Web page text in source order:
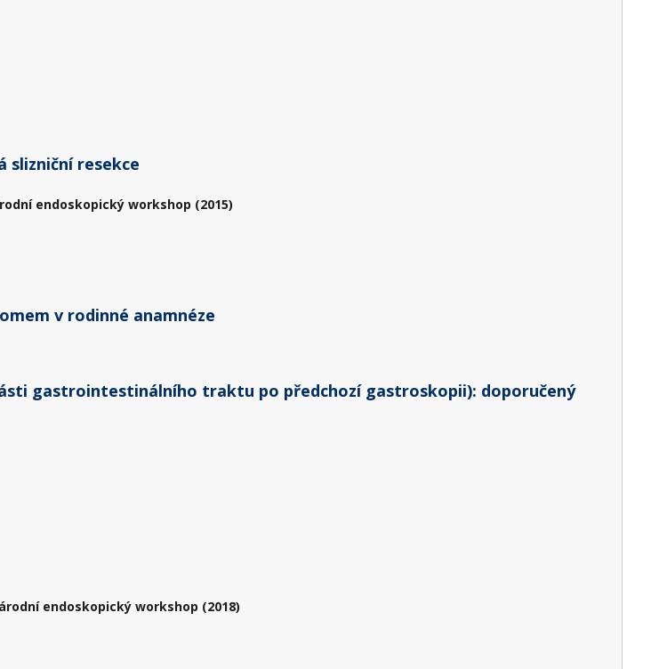
slizniční resekce
endoskopický workshop (2015)
v rodinné anamnéze
gastrointestinálního traktu po předchozí gastroskopii): doporučený
endoskopický workshop (2018)